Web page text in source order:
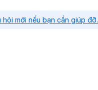
mới nếu bạn cần giúp đỡ.